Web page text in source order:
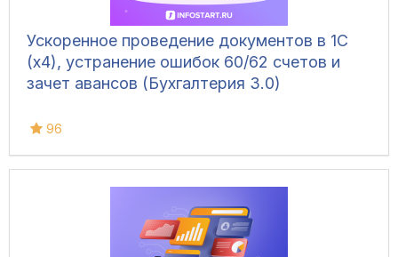
Ускоренное проведение документов в 1С
(x4), устранение ошибок 60/62 счетов и
зачет авансов (Бухгалтерия 3.0)
96